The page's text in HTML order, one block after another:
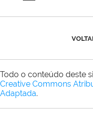
Todo o conteúdo deste
Creative Commons
Adaptada.